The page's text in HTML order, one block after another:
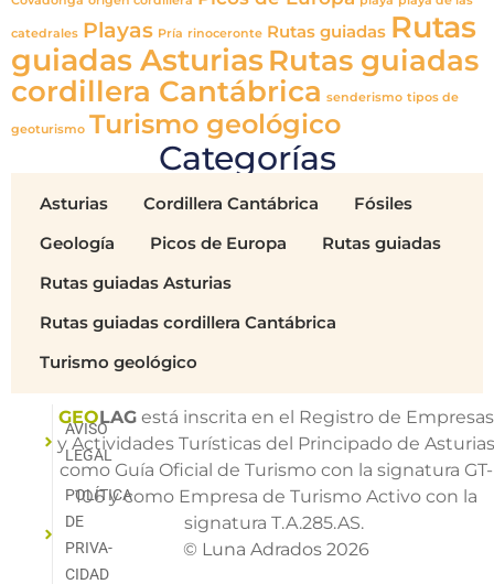
catedrales Playas Pría rinoceronte Rutas guiadas Rutas
guiadas AsturiasRutas guiadas
cordillera Cantábrica senderismo tipos de
geoturismo Turismo geológico
Categorías
Asturias Cordillera Cantábrica
Fósiles
Geología
Picos de Europa
Rutas guiadas
Rutas guiadas Asturias
Rutas guiadas cordillera Cantábrica
Turismo geológico
AVISO
LEGAL
POLÍTICA
DE
PRIVA­
CIDAD
GEOLAG está inscrita en el Registro de Empresas
y Actividades Turísticas del Principado de
como Guía Oficial de Turismo con la signatura GT-
106 y como Empresa de Turismo Activo con la
signatura T.A.285.AS.
© Luna Adrados 2026